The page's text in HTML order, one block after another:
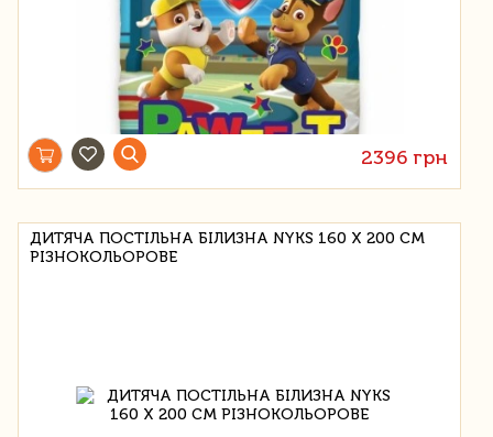
2396 грн
ДИТЯЧА ПОСТІЛЬНА БІЛИЗНА NYKS 160 Х 200 СМ
РІЗНОКОЛЬОРОВЕ